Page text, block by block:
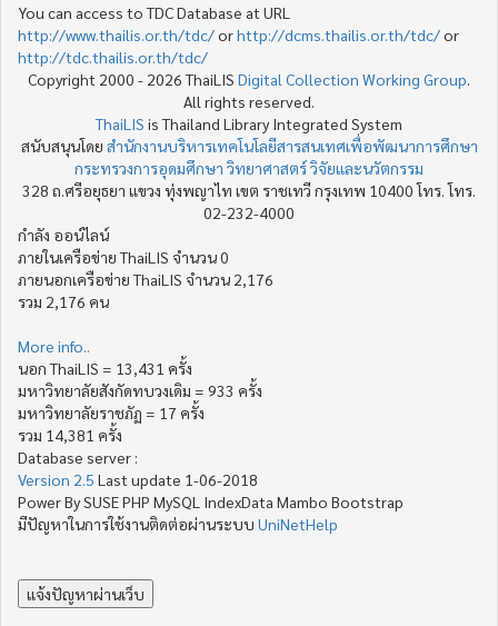
You can access to TDC Database at URL
http://www.thailis.or.th/tdc/orhttp://dcms.thailis.or.th/tdc/or
http://tdc.thailis.or.th/tdc/
Copyright 2000 - 2026 ThaiLIS Digital Collection Working Group
All rights reserved.
ThaiLIS is Thailand Library Integrated System
สนับสนุนโดย สำนักงานบริหารเทคโนโลยีสารสนเทศเพื่อพัฒนาการศึกษา
กระทรวงการอุดมศึกษา วิทยาศาสตร์ วิจัยและนวัตกรรม
328 ถ.ศรีอยุธยา แขวง ทุ่งพญาไท เขต ราชเทวี กรุงเทพ 10400 โทร. โทร.
02-232-4000
กำลัง ออน์ไลน์
ภายในเครือข่าย ThaiLIS จำนวน 0
ภายนอกเครือข่าย ThaiLIS จำนวน 2,176
รวม 2,176 คน
More info..
นอก ThaiLIS = 13,431 ครั้ง
มหาวิทยาลัยสังกัดทบวงเดิม = 933 ครั้ง
มหาวิทยาลัยราชภัฏ = 17 ครั้ง
รวม 14,381 ครั้ง
Database server :
Version 2.5 Last update 1-06-2018
Power By SUSE PHP MySQL IndexData Mambo Bootstrap
มีปัญหาในการใช้งานติดต่อผ่านระบบ UniNetHelp